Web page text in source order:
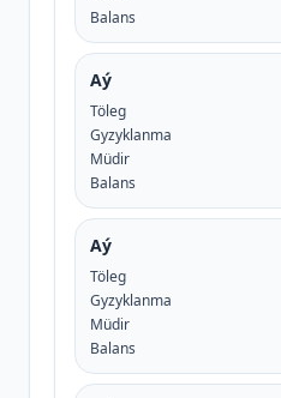
Balans
Aý
Töleg
Gyzyklanma
Müdir
Balans
Aý
Töleg
Gyzyklanma
Müdir
Balans